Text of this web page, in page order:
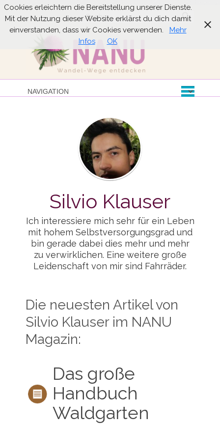
Suche
Silvio Klauser
Ich interessiere mich sehr für ein Leben
mit hohem Selbstversorgungsgrad und
bin gerade dabei dies mehr und mehr
zu verwirklichen. Eine weitere große
Leidenschaft von mir sind Fahrräder.
Die neuesten Artikel von
Silvio Klauser im NANU
Magazin:
Das große
Handbuch
Waldgarten
Cookies erleichtern die Bereitstellung unserer Dienste.
Mit der Nutzung dieser Website erklärst du dich damit
einverstanden, dass wir Cookies verwenden.
Mehr
Infos
OK